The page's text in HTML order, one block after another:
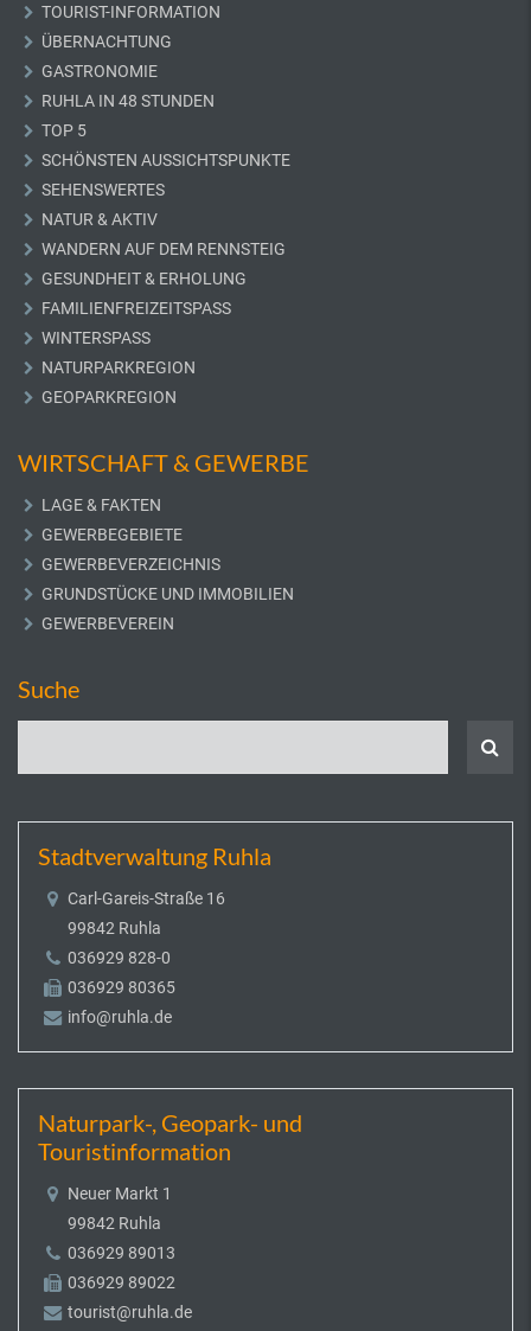
TOURIST-INFORMATION
ÜBERNACHTUNG
GASTRONOMIE
RUHLA IN 48 STUNDEN
TOP 5
SCHÖNSTEN AUSSICHTSPUNKTE
SEHENSWERTES
NATUR & AKTIV
WANDERN AUF DEM RENNSTEIG
GESUNDHEIT & ERHOLUNG
FAMILIENFREIZEITSPASS
WINTERSPASS
NATURPARKREGION
GEOPARKREGION
WIRTSCHAFT & GEWERBE
LAGE & FAKTEN
GEWERBEGEBIETE
GEWERBEVERZEICHNIS
GRUNDSTÜCKE UND IMMOBILIEN
GEWERBEVEREIN
Suche
Stadtverwaltung Ruhla
Carl-Gareis-Straße 16
99842 Ruhla
036929 828-0
036929 80365
info@ruhla.de
Naturpark-, Geopark- und
Touristinformation
Neuer Markt 1
99842 Ruhla
036929 89013
036929 89022
tourist@ruhla.de